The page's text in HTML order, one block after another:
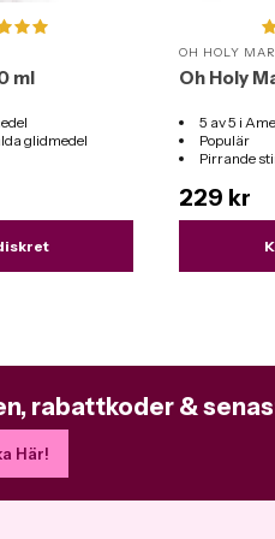
ml
glidmedel
OH HOLY
Oh Holy
5 av 5 i
Populär
Pirrande
229 kr
rabattkoder &
Här!